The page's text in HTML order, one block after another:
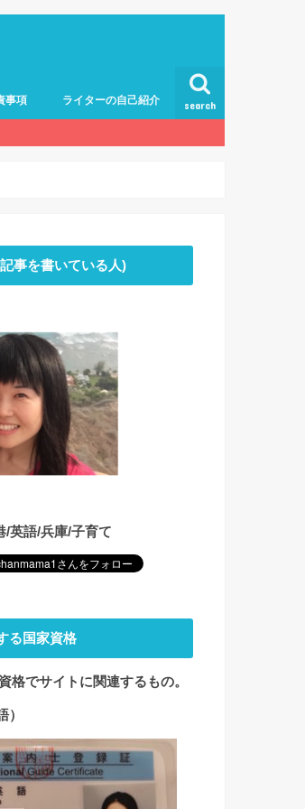
search
事項 ライターの自己紹介
事を書いている人)
/英語/兵庫/子育て
る国家資格
格でサイト に関連するもの。
）